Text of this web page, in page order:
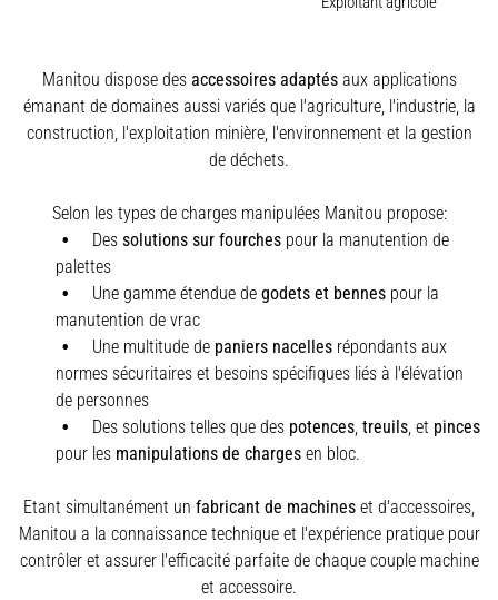
Manitou dispose des accessoires adaptésaux applications
émanant de domaines aussi variés que l'agriculture, l'industrie, la
construction, l'exploitation minière, l'environnement et la gestion
de déchets.
Selon les types de charges manipulées Manitou propose:
Des solutions sur fourches pour la manutention de
palettes
Une gamme étendue de godets et bennes pour la
manutention de vrac
Une multitude de paniers nacelles répondants aux
normes sécuritaires et besoins spécifiques liés à l'élévation
de personnes
Des solutions telles que des potences treuils et pinces
pour les manipulations de charges en bloc.
Etant simultanément un fabricant de machines et d'accessoires,
Manitou a la connaissance technique et l'expérience pratique pour
contrôler et assurer l'efficacité parfaite de chaque couple machine
et accessoire.